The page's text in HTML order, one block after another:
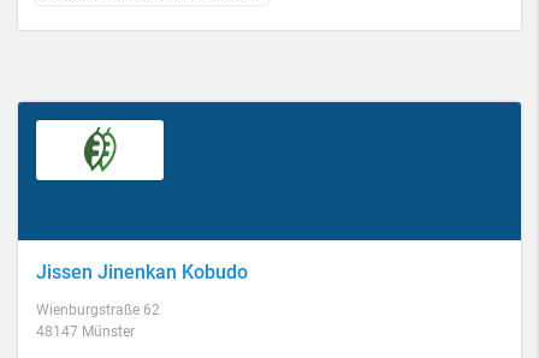
Jissen Jinenkan Kobudo
Wienburgstraße 62
48147 Münster